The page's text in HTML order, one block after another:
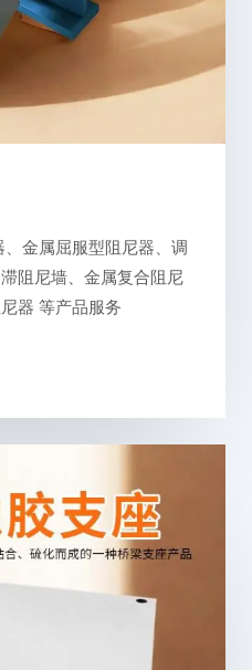
金属屈服型阻尼器、调
阻尼墙、金属复合阻尼
器 等产品服务